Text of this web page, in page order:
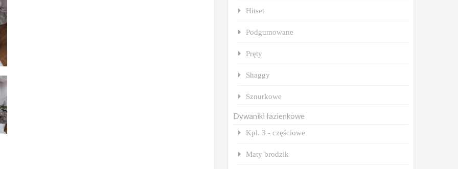
Hitset
Podgumowane
Pręty
Shaggy
Sznurkowe
Dywaniki łazienkowe
Kpl. 3 - częściowe
Maty brodzik